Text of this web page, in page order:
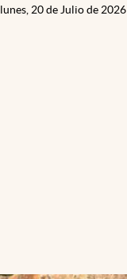
lunes, 20 de Julio de 2026